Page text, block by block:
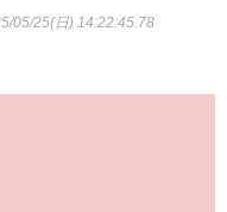
05/25(日) 14:22:45.78